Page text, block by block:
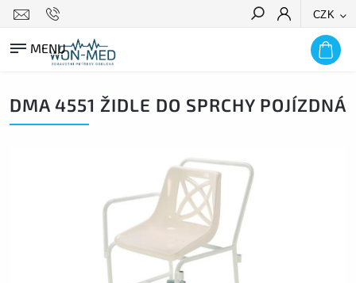
CZK
HLEDAT
DMA 4551 ŽIDLE DO SPRCHY POJÍZDNÁ